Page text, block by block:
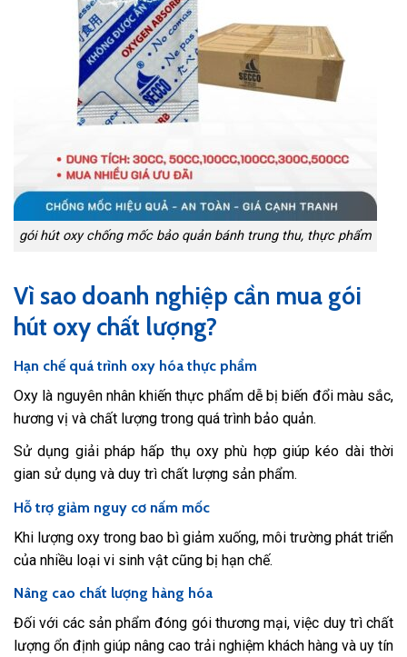
gói hút oxy chống mốc bảo quản bánh trung thu, thực phẩm
Vì sao doanh nghiệp cần mua gói
hút oxy chất lượng?
Hạn chế quá trình oxy hóa thực phẩm
Oxy là nguyên nhân khiến thực phẩm dễ bị biến đổi màu sắc,
hương vị và chất lượng trong quá trình bảo quản.
Sử dụng giải pháp hấp thụ oxy phù hợp giúp kéo dài thời
gian sử dụng và duy trì chất lượng sản phẩm.
Hỗ trợ giảm nguy cơ nấm mốc
Khi lượng oxy trong bao bì giảm xuống, môi trường phát triển
của nhiều loại vi sinh vật cũng bị hạn chế.
Nâng cao chất lượng hàng hóa
Đối với các sản phẩm đóng gói thương mại, việc duy trì chất
lượng ổn định giúp nâng cao trải nghiệm khách hàng và uy tín